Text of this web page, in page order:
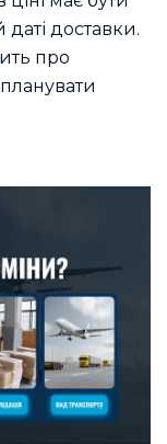
доставки.
про